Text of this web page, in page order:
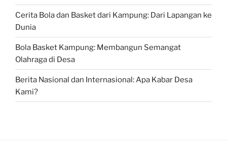
Cerita Bola dan Basket dari Kampung: Dari Lapangan ke
Dunia
Bola Basket Kampung: Membangun Semangat
Olahraga di Desa
Berita Nasional dan Internasional: Apa Kabar Desa
Kami?